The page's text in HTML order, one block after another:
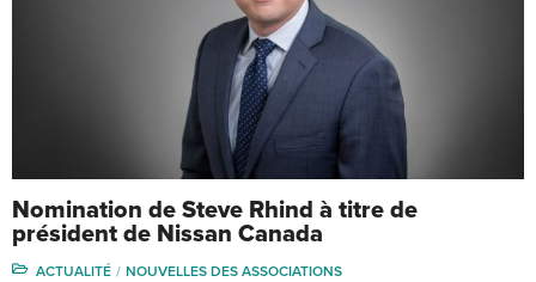
Nomination de Steve Rhind à titre de
président de Nissan Canada
ACTUALITÉ NOUVELLES DES ASSOCIATIONS